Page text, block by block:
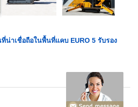
น่าเชื่อถือในพื้นที่แคบ EURO 5 รับรอง